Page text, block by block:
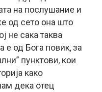
на послушание и
од сето она што
не сака таква
е од Бога повик, за
пунктови, кои
како
дека отец